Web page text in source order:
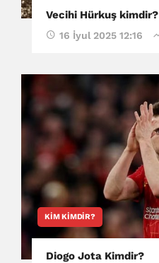
Vecihi Hürkuş kimdir?
16 İyul 2025 12:16
KIM KIMDIR?
Diogo Jota Kimdir?